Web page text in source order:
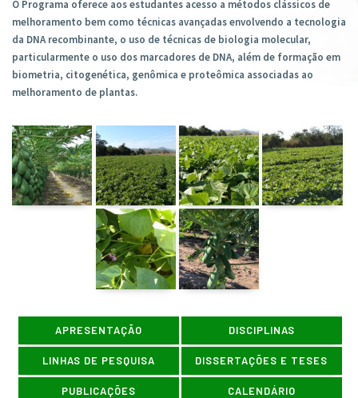
O Programa oferece aos estudantes acesso a métodos clássicos de
melhoramento bem como técnicas avançadas envolvendo a tecnologia
da DNA recombinante, o uso de técnicas de biologia molecular,
particularmente o uso dos marcadores de DNA, além de formação em
biometria, citogenética, genômica e proteômica associadas ao
melhoramento de plantas.
APRESENTAÇÃO DISCIPLINAS
LINHAS DE PESQUISA DISSERTAÇÕES E TESES
PUBLICAÇÕES CALENDÁRIO